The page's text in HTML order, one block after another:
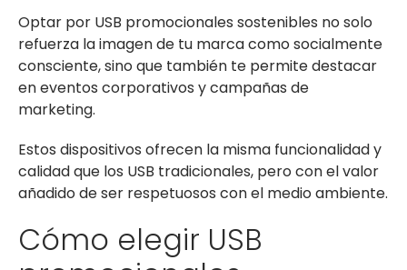
Optar por USB promocionales sostenibles no solo
refuerza la imagen de tu marca como socialmente
consciente, sino que también te permite destacar
en eventos corporativos y campañas de
marketing.
Estos dispositivos ofrecen la misma funcionalidad y
calidad que los USB tradicionales, pero con el valor
añadido de ser respetuosos con el medio ambiente.
Cómo elegir USB